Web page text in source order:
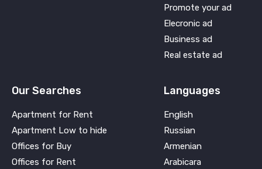
Promote your ad
Elecronic ad
Business ad
Real estate ad
Our Searches
Apartment for Rent
Apartment Low to hide
Offices for Buy
Offices for Rent
Languages
English
Russian
Armenian
Arabicara